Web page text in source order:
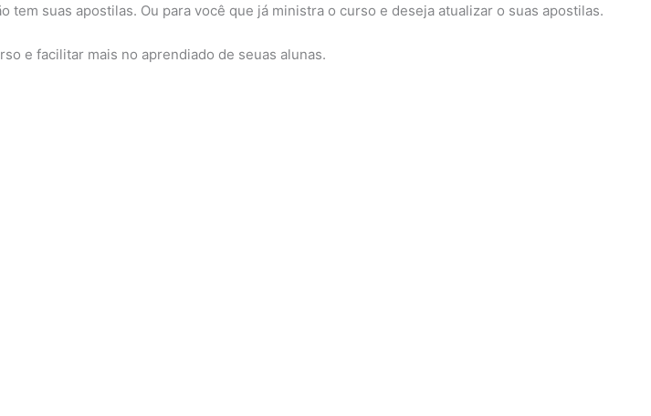
suas apostilas. Ou para você que já ministra o curso e deseja atualizar o suas apostilas.
e facilitar mais no aprendiado de seuas alunas.